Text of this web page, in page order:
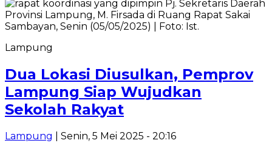
Lampung
Dua Lokasi Diusulkan, Pemprov
Lampung Siap Wujudkan
Sekolah Rakyat
Lampung
| Senin, 5 Mei 2025 - 20:16